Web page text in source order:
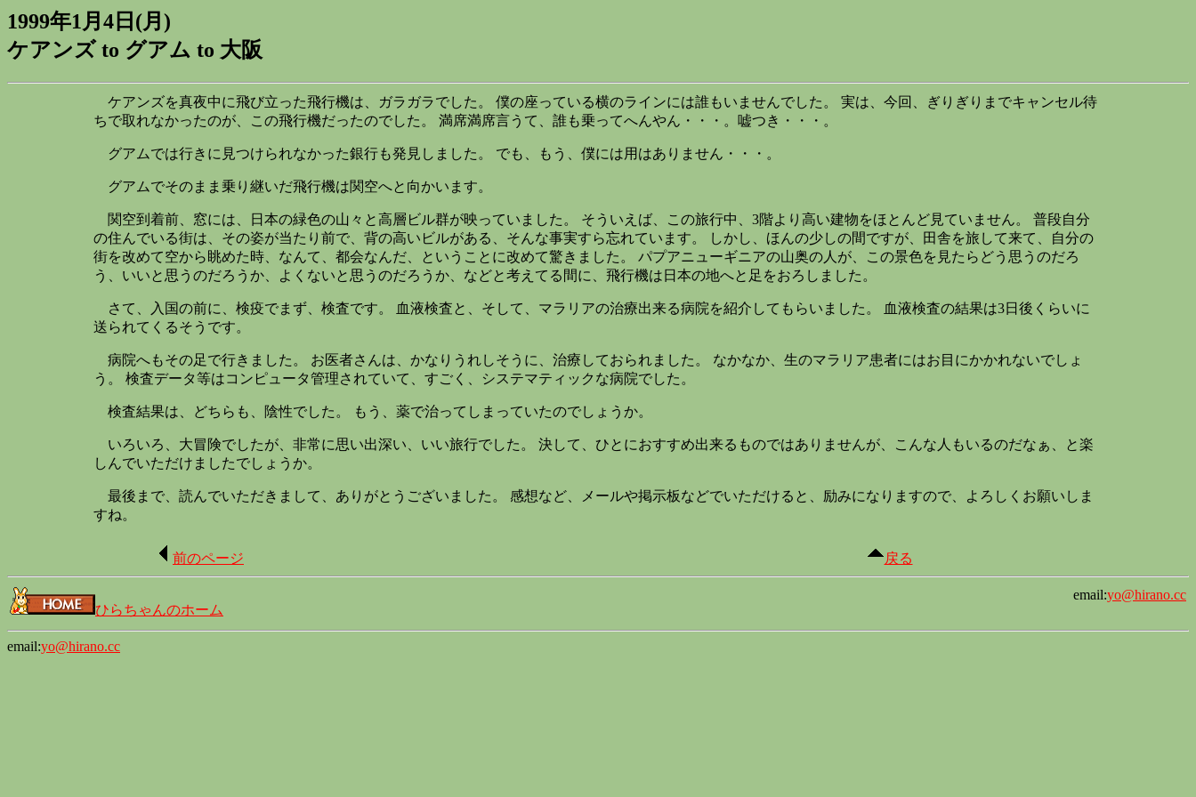
1999年1月4日(月)
ケアンズ to グアム to 大阪
ケアンズを真夜中に飛び立った飛行機は、ガラガラでした。 僕の座っている横のラインには誰もいませんでした。 実は、今回、ぎりぎりまでキャンセル待
ちで取れなかったのが、この飛行機だったのでした。 満席満席言うて、誰も乗ってへんやん・・・。嘘つき・・・。
グアムでは行きに見つけられなかった銀行も発見しました。 でも、もう、僕には用はありません・・・。
グアムでそのまま乗り継いだ飛行機は関空へと向かいます。
関空到着前、窓には、日本の緑色の山々と高層ビル群が映っていました。 そういえば、この旅行中、3階より高い建物をほとんど見ていません。 普段自分
の住んでいる街は、その姿が当たり前で、背の高いビルがある、そんな事実すら忘れています。 しかし、ほんの少しの間ですが、田舎を旅して来て、自分の
街を改めて空から眺めた時、なんて、都会なんだ、ということに改めて驚きました。 パプアニューギニアの山奥の人が、この景色を見たらどう思うのだろ
う、いいと思うのだろうか、よくないと思うのだろうか、などと考えてる間に、飛行機は日本の地へと足をおろしました。
さて、入国の前に、検疫でまず、検査です。 血液検査と、そして、マラリアの治療出来る病院を紹介してもらいました。 血液検査の結果は3日後くらいに
送られてくるそうです。
病院へもその足で行きました。 お医者さんは、かなりうれしそうに、治療しておられました。 なかなか、生のマラリア患者にはお目にかかれないでしょ
う。 検査データ等はコンピュータ管理されていて、すごく、システマティックな病院でした。
検査結果は、どちらも、陰性でした。 もう、薬で治ってしまっていたのでしょうか。
いろいろ、大冒険でしたが、非常に思い出深い、いい旅行でした。 決して、ひとにおすすめ出来るものではありませんが、こんな人もいるのだなぁ、と楽
しんでいただけましたでしょうか。
最後まで、読んでいただきまして、ありがとうございました。 感想など、メールや掲示板などでいただけると、励みになりますので、よろしくお願いしま
すね。
前のページ 戻る
ひらちゃんのホーム
email:yo@hirano.cc
email:yo@hirano.cc